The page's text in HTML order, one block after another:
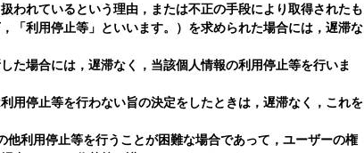
われているという理由，または不正の手段により取得されたも
「利用停止等」といいます。）を求められた場合には，遅滞な
た場合には，遅滞なく，当該個人情報の利用停止等を行いま
用停止等を行わない旨の決定をしたときは，遅滞なく，これを
利用停止等を行うことが困難な場合であって，ユーザーの権